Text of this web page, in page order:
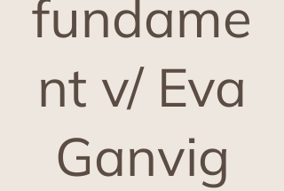
fundame
nt v/ Eva
Ganvig